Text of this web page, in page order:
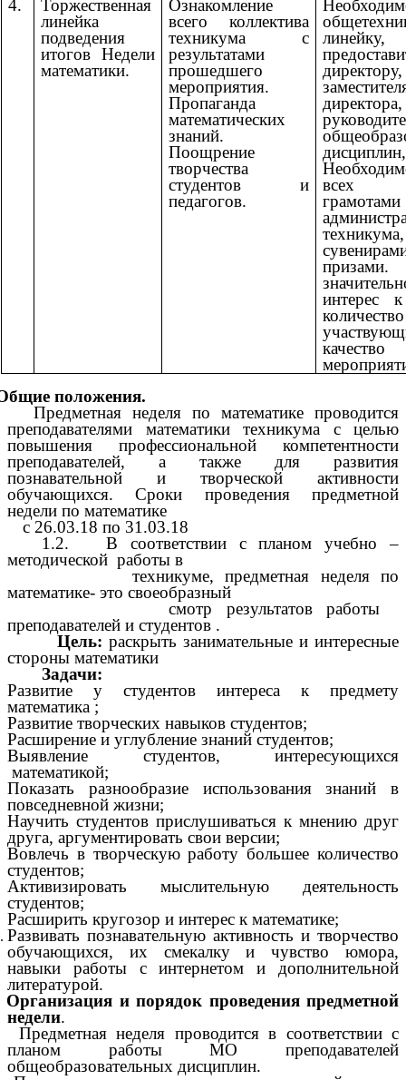
4.
Торжественная
линейка
подведения
итогов Недели
математики.
Ознакомление
всего коллектива
техникума с
результатами
прошедшего
мероприятия.
Пропаганда
математических
знаний.
Поощрение
творчества
студентов и
педагогов.
директору,
директора,
всех
грамотами
техникума,
интерес
количество
качество
положения.
Предметная неделя по математике проводится
преподавателями математики техникума с целью
повышения профессиональной компетентности
преподавателей, а также для развития
познавательной и творческой активности
обучающихся. Сроки проведения предметной
недели по математике
по 31.03.18
1.2. В соответствии с планом учебно –
методической работы в
техникуме, предметная неделя по
математике- это своеобразный
смотр результатов работы
преподавателей и студентов .
Цель:раскрыть занимательные и интересные
стороны математики
Задачи:
Развитие у студентов интереса к предмету
математика ;
Развитие творческих навыков студентов;
Расширение и углубление знаний студентов;
Выявление студентов, интересующихся
математикой;
Показать разнообразие использования знаний в
повседневной жизни;
Научить студентов прислушиваться к мнению друг
друга, аргументировать свои версии;
Вовлечь в творческую работу большее количество
студентов;
Активизировать мыслительную деятельность
студентов;
Расширить кругозор и интерес к математике;
Развивать познавательную активность и творчество
обучающихся, их смекалку и чувство юмора,
навыки работы с интернетом и дополнительной
литературой.
и порядок проведения предметной
недели.
Предметная неделя проводится в соответствии с
планом работы МО преподавателей
общеобразовательных дисциплин.